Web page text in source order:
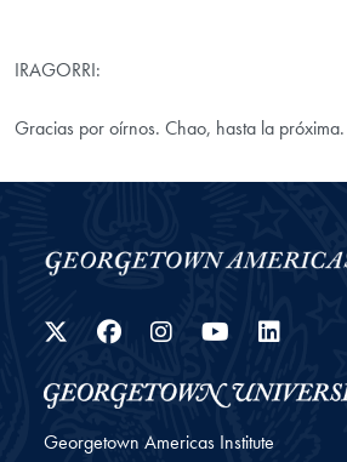
IRAGORRI:
Gracias por oírnos. Chao, hasta la próxima.
Twitter
Facebook
Instagram
YouTube
Georgetown Americas Institute